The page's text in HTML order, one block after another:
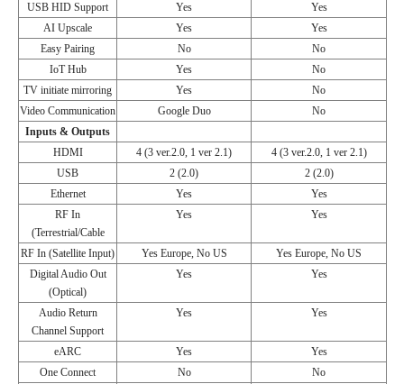
USB HID Support Yes
Yes
AI Upscale
Yes
Yes
Easy Pairing
No
No
IoT Hub
Yes
No
TV initiate mirroring
Yes
No
Video Communication
Google Duo
No
Inputs & Outputs
HDMI
4 (3 ver.2.0, 1 ver 2.1)
4 (3 ver.2.0, 1 ver 2.1)
USB
2 (2.0)
2 (2.0)
Ethernet
Yes
Yes
RF In
(Terrestrial/Cable
Yes Yes
RF In (Satellite Input) Yes Europe, No US
Yes Europe, No US
Digital Audio Out
(Optical)
Yes Yes
Audio Return
Channel Support
Yes Yes
eARC Yes
Yes
One Connect
No No